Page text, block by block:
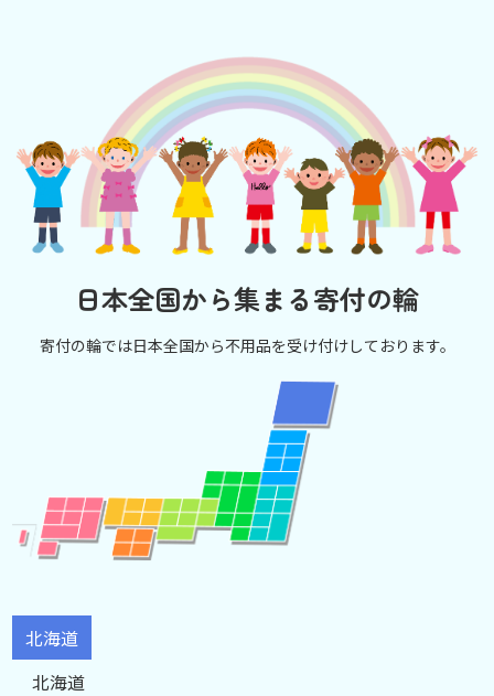
日本全国から集まる寄付の輪
寄付の輪では日本全国から不用品を受け付けしております。
北海道
北海道